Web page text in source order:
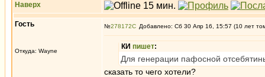
Наверх
Гость
Откуда: Wayne
№278172 Добавлено: Сб 30 Апр 16, 15:57 (10 лет
КИ пишет:
Для генерации пафосной
сказать то чего хотели?